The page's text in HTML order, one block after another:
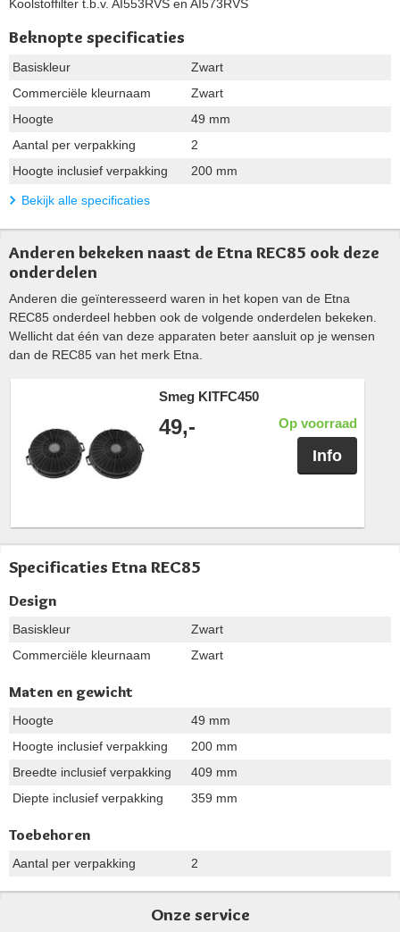
Koolstoffilter t.b.v. AI553RVS en AI573RVS
Beknopte specificaties
Basiskleur
Zwart
Commerciële kleurnaam
Zwart
Hoogte
49 mm
Aantal per verpakking
2
Hoogte inclusief verpakking
200 mm
Bekijk alle specificaties
Anderen bekeken naast de Etna REC85 ook deze
onderdelen
Anderen die geïnteresseerd waren in het kopen van de Etna
REC85 onderdeel hebben ook de volgende onderdelen bekeken.
Wellicht dat één van deze apparaten beter aansluit op je wensen
dan de REC85 van het merk Etna.
Smeg KITFC450
49,- Op voorraad
Info
Specificaties Etna REC85
Design
Basiskleur
Zwart
Commerciële kleurnaam
Zwart
Maten en gewicht
Hoogte
49 mm
Hoogte inclusief verpakking
200 mm
Breedte inclusief verpakking
409 mm
Diepte inclusief verpakking
359 mm
Toebehoren
Aantal per verpakking 2
Onze service